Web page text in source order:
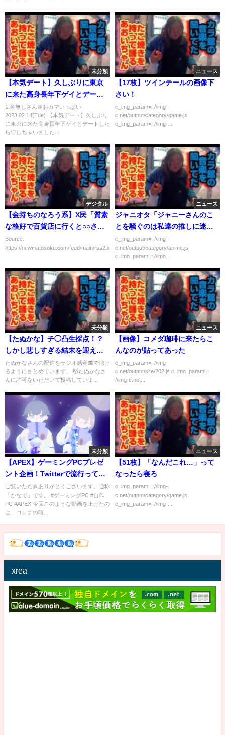
未分類
【本気デート】久しぶりに東京
に来た高身長年下ゲイとデート
したら♡しちゃいました。
1:名無しさん＠おカマいっぱい
2023.02.14(Tue) 【本気デート】久しぶり
に東京に来た高身長年下ゲイとデートした
ら♡しちゃいました...
ニュース
【17枚】ツインテールの画像下
さい！
c_img_param=; //img-
c.net/output/category/game.js
c_img_param=; //img-...
デジタル
【金持ちのなろう系】X民「質素
な格好で百貨店に行くと○○され
るから悪趣味だけど楽しい」→
賛否両論で物議に
Source:
https://newmatosoku.com/feed/main/rss2.xml...
ニュース
ジャニオタ「ジャニーさんのこ
とを騒ぐのは私達の推しに迷惑
がかかる！！黙ってろ！」
c_img_param=; //img-
c.net/output/category/anime.js
c_img_param=; //img...
未分類
【たぬかな】チ◯凸生採点！？
しかし悲しすぎる結末を迎えて
しまう【2023/3/9切り抜き】
たぬかなさんの配信をラジオ感覚📻で聴け
るようにまとめています。 🐱たぬかなさ
んに許可をいただいて投稿していま...
ニュース
【画像】コメダ珈琲に来たらこ
んなのが貼ってあった
c_img_param=; //img-
c.net/output/site/202.js c_img_param=;
//img-c.net...
未分類
【APEX】ゲーミングPCプレゼ
ント企画！Twitterで流行ってる
奴(注意喚起)
ご覧いただきありがとうございます。通称
「かなで」です。 #ゲーミングPC #自作
PC #APEX 今回このような動画を上げたの
は、コロナの時...
ニュース
【51枚】「なんだこれ…」って
なったら寝ろ
c_img_param=; //img-
c.net/output/category/game.js
c_img_param=; //img-...
xrea